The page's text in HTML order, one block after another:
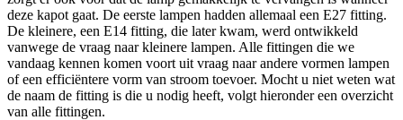
deze kapot gaat. De eerste lampen hadden allemaal een E27 fitting.
De kleinere, een E14 fitting, die later kwam, werd ontwikkeld
vanwege de vraag naar kleinere lampen. Alle fittingen die we
vandaag kennen komen voort uit vraag naar andere vormen lampen
of een efficiëntere vorm van stroom toevoer. Mocht u niet weten wat
de naam de fitting is die u nodig heeft, volgt hieronder een overzicht
van alle fittingen.